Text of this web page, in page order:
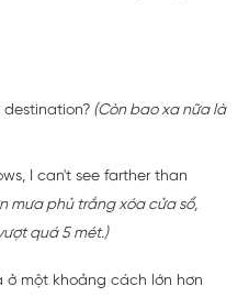
destination? (Còn bao xa nữa là
I can't see farther than
mưa phủ trắng xóa cửa sổ,
quá 5 mét.)
ở một khoảng cách lớn hơn